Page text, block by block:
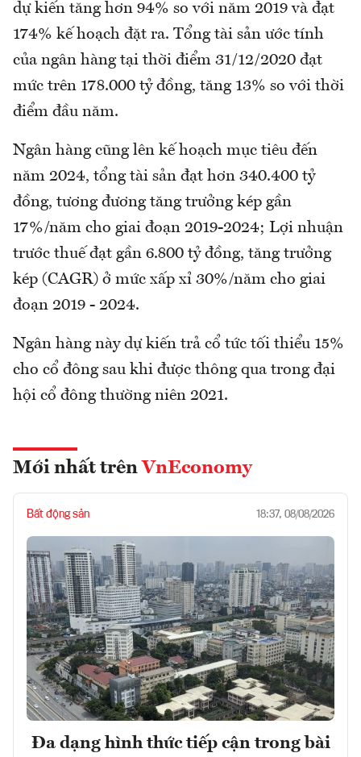
dự kiến tăng hơn 94% so với năm 2019 và đạt
174% kế hoạch đặt ra. Tổng tài sản ước tính
của ngân hàng tại thời điểm 31/12/2020 đạt
mức trên 178.000 tỷ đồng, tăng 13% so với thời
điểm đầu năm.
Ngân hàng cũng lên kế hoạch mục tiêu đến
năm 2024, tổng tài sản đạt hơn 340.400 tỷ
đồng, tương đương tăng trưởng kép gần
17%/năm cho giai đoạn 2019-2024; Lợi nhuận
trước thuế đạt gần 6.800 tỷ đồng, tăng trưởng
kép (CAGR) ở mức xấp xỉ 30%/năm cho giai
đoạn 2019 - 2024.
Ngân hàng này dự kiến trả cổ tức tối thiểu 15%
cho cổ đông sau khi được thông qua trong đại
hội cổ đông thường niên 2021.
Mới nhất trên VnEconomy
Bất động sản 18:37, 08/08/2026
Đa dạng hình thức tiếp cận trong bài